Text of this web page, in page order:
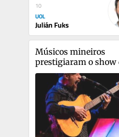
10
UOL
Julián Fuks
Músicos mineiros
prestigiaram o show
João Bosco em BH